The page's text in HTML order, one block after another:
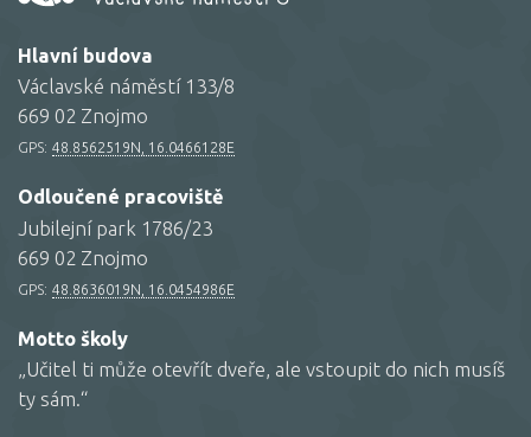
Hlavní budova
Václavské náměstí 133/8
669 02 Znojmo
GPS: 48.8562519N, 16.0466128E
Odloučené pracoviště
Jubilejní park 1786/23
669 02 Znojmo
GPS: 48.8636019N, 16.0454986E
Motto školy
„Učitel ti může otevřít dveře, ale vstoupit do nich musíš
ty sám.“